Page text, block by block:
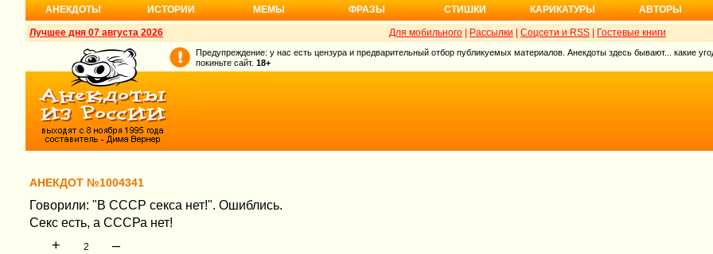
АНЕКДОТЫ ИСТОРИИ МЕМЫ ФРАЗЫ СТИШКИ КАРИКАТУРЫ АВТОРЫ
Лучшее дня 07 августа 2026 Для мобильного Рассылки Соцсети и RSS Гостевые книги
Предупреждение: у нас есть цензура и предварительный отбор публикуемых материалов. Анекдоты здесь бывают... какие
покиньте сайт. 18+
АНЕКДОТ №1004341
Говорили: "В СССР секса нет!". Ошиблись.
Секс есть, а СССРа нет!
+ 2 –